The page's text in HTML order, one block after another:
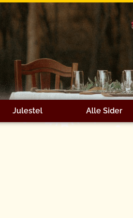
Julestel Alle Sider